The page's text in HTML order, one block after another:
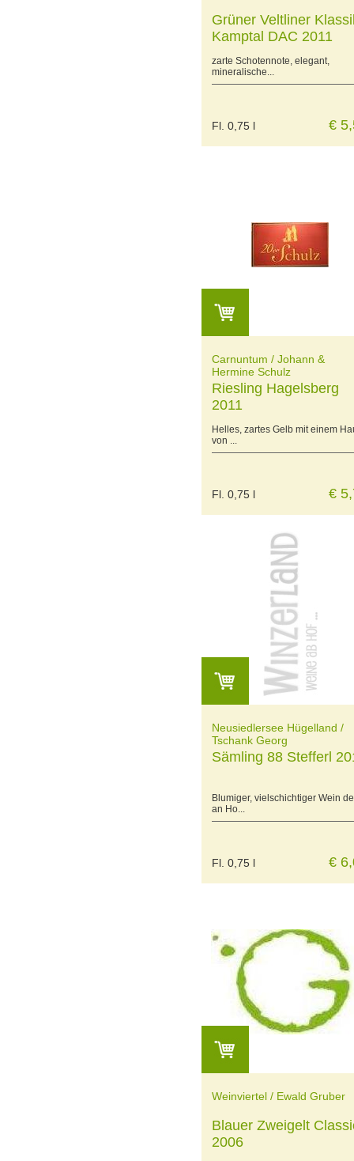
Grüner Veltliner
Kamptal DAC 2011
zarte Schotennote, elegant,
mineralische...
Fl. 0,75 l €
Carnuntum / Johann &
Hermine Schulz
Riesling Hagelsberg
2011
Helles, zartes Gelb mit einem
von ...
Fl. 0,75 l €
Neusiedlersee Hügelland /
Tschank Georg
Sämling 88 Stefferl
Blumiger, vielschichtiger Wein
an Ho...
Fl. 0,75 l €
Weinviertel / Ewald Gruber
Blauer Zweigelt
2006